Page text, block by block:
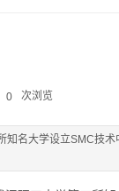
0 次浏览
名大学设立SMC技